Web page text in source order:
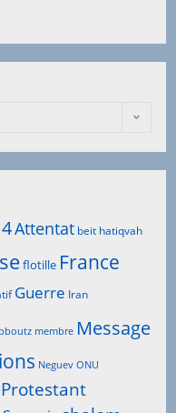
Attentat beit hatiqvah
flotille France
Guerre Iran
membre Message
Neguev ONU
Protestant